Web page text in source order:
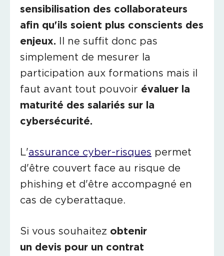
sensibilisation des collaborateurs
afin qu'ils soient plus conscients des
enjeux. Il ne suffit donc pas
simplement de mesurer la
participation aux formations mais il
faut avant tout pouvoir évaluer la
maturité des salariés sur la
cybersécurité.
L'assurance cyber-risques permet
d'être couvert face au risque de
phishing et d'être accompagné en
cas de cyberattaque.
Si vous souhaitez obtenir
un devis pour un contrat